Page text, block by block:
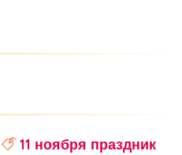
11 ноября праздник